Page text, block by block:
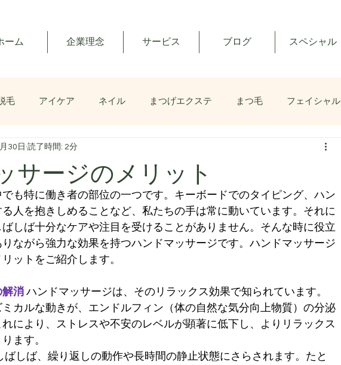
ーム 企業理念 サービス ブログ スペシャル
毛 アイケア ネイル まつげエクステ まつ毛 フェイシャル
サージのメリット
30日 読了時間: 2分
も特に働き者の部位の一つです。キーボードでのタイピング、ハン
る人を抱きしめることなど、私たちの手は常に動いています。それに
しば十分なケアや注目を受けることがありません。そんな時に役立
ながら強力な効果を持つハンドマッサージです。ハンドマッサージ
ットをご紹介します。
解消 ハンドマッサージは、そのリラックス効果で知られています。
カルな動きが、エンドルフィン（体の自然な気分向上物質）の分泌
により、ストレスや不安のレベルが顕著に低下し、よりリラックス
ます。
ばしば、繰り返しの動作や長時間の静止状態にさらされます。たと